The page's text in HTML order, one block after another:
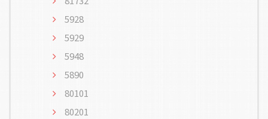
5928
5929
5948
5890
80101
80201